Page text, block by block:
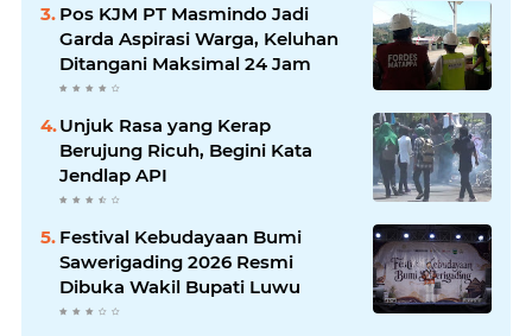
Pos KJM PT Masmindo Jadi
Garda Aspirasi Warga, Keluhan
Ditangani Maksimal 24 Jam
Unjuk Rasa yang Kerap
Berujung Ricuh, Begini Kata
Jendlap API
Festival Kebudayaan Bumi
Sawerigading 2026 Resmi
Dibuka Wakil Bupati Luwu